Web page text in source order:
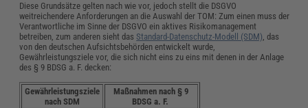
Diese Grundsätze gelten nach wie vor, jedoch stellt die DSGVO
weitreichendere Anforderungen an die Auswahl der TOM: Zum einen muss der
Verantwortliche im Sinne der DSGVO ein aktives Risikomanagement
betreiben, zum anderen sieht dasStandard-Datenschutz-Modell (SDM), das
von den deutschen Aufsichtsbehörden entwickelt wurde,
Gewährleistungsziele vor, die sich nicht eins zu eins mit denen in der Anlage
des § 9 BDSG a. F. decken:
Gewährleistungsziele
nach SDM
Maßnahmen nach § 9
BDSG a. F.